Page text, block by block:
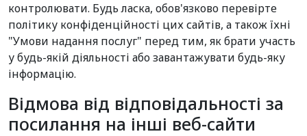
контролювати. Будь ласка, обов'язково перевірте
політику конфіденційності цих сайтів, а також їхні
"Умови надання послуг" перед тим, як брати участь
у будь-якій діяльності або завантажувати будь-яку
інформацію.
Відмова від відповідальності за
посилання на інші веб-сайти